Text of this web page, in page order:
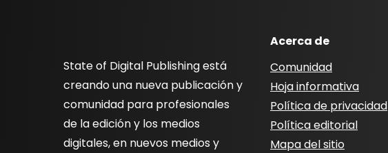
State of Digital Publishing está
creando una nueva publicación y
comunidad para profesionales
de la edición y los medios
digitales, en nuevos medios y
Acerca de
Comunidad
Hoja informativa
Política de privacidad
Política editorial
Mapa del sitio